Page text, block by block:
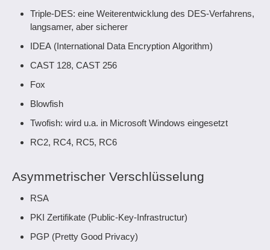
Triple-DES: eine Weiterentwicklung des DES-Verfahrens,
langsamer, aber sicherer
IDEA (International Data Encryption Algorithm)
CAST 128, CAST 256
Fox
Blowfish
Twofish: wird u.a. in Microsoft Windows eingesetzt
RC2, RC4, RC5, RC6
Asymmetrischer Verschlüsselung
RSA
PKI Zertifikate (Public-Key-Infrastructur)
PGP (Pretty Good Privacy)